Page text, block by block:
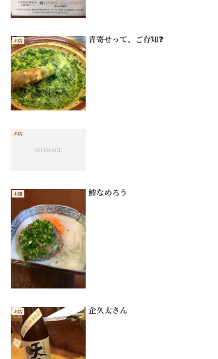
お店 青寄せって、ご存知❓
お店
お店 鯵なめろう
お店 企久太さん